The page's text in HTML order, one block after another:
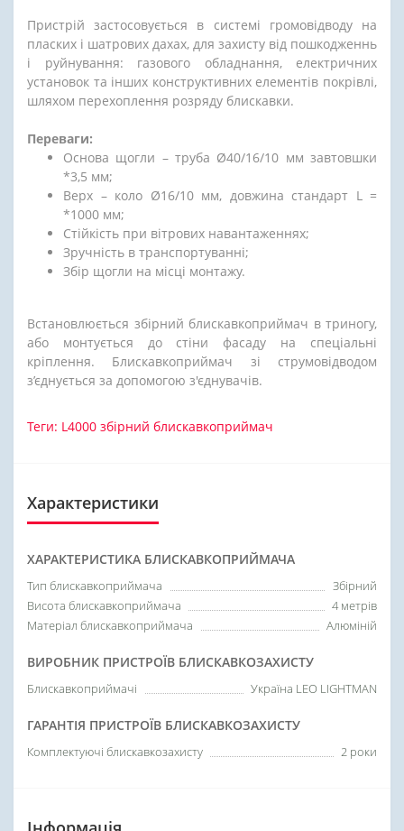
Пристрій застосовується в системі громовідводу на
пласких і шатрових дахах, для захисту від пошкодженнь
і руйнування: газового обладнання, електричних
установок та інших конструктивних елементів покрівлі,
шляхом перехоплення розряду блискавки.
Переваги:
Основа щогли – труба Ø40/16/10 мм завтовшки
*3,5 мм;
Верх – коло Ø16/10 мм, довжина стандарт L =
*1000 мм;
Стійкість при вітрових навантаженнях;
Зручність в транспортуванні;
Збір щогли на місці монтажу.
Встановлюється збірний блискавкоприймач в триногу,
або монтується до стіни фасаду на спеціальні
кріплення. Блискавкоприймач зі струмовідводом
з’єднується за допомогою з'єднувачів.
Теги: L4000 збірний блискавкоприймач
Характеристики
ХАРАКТЕРИСТИКА БЛИСКАВКОПРИЙМАЧА
Тип блискавкоприймача
Збірний
Висота блискавкоприймача
4 метрів
Матеріал блискавкоприймача
Алюміній
ВИРОБНИК ПРИСТРОЇВ БЛИСКАВКОЗАХИСТУ
Блискавкоприймачі Україна LEO LIGHTMAN
ГАРАНТІЯ ПРИСТРОЇВ БЛИСКАВКОЗАХИСТУ
Комплектуючі блискавкозахисту 2 роки